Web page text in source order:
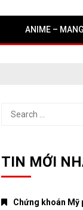
ANIME –
Search
TIN MỚI
Chứng khoán Mỹ